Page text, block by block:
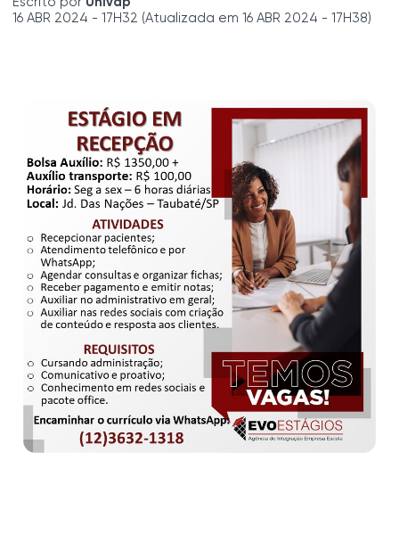
16 ABR 2024 - 17H32 (Atualizada em 16 ABR 2024 - 17H38)